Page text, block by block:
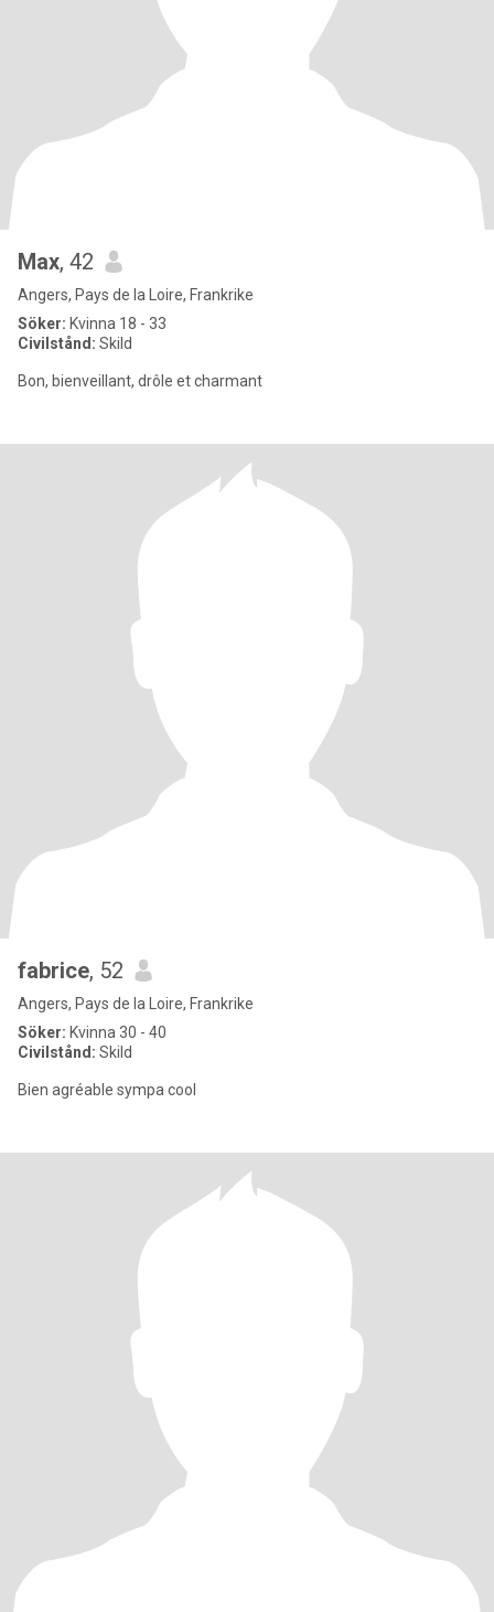
Max, 42
Angers, Pays de la Loire, Frankrike
Söker: Kvinna 18 - 33
Civilstånd: Skild
Bon, bienveillant, drôle et charmant
fabrice, 52
Angers, Pays de la Loire, Frankrike
Söker: Kvinna 30 - 40
Civilstånd: Skild
Bien agréable sympa cool